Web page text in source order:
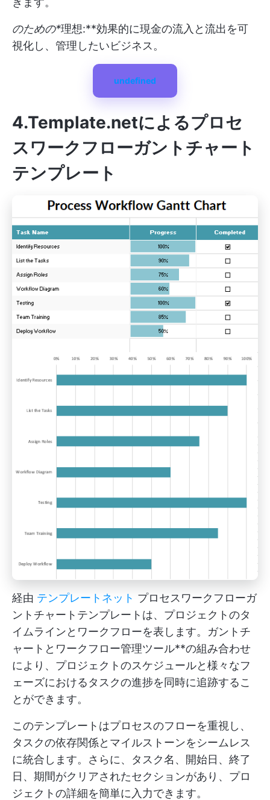
のための*理想:**効果的に現金の流入と流出を可
視化し、管理したいビジネス。
undefined
4.Template.netによるプロセ
スワークフローガントチャート
テンプレート
経由 テンプレートネット プロセスワークフローガ
ントチャートテンプレートは、プロジェクトのタ
イムラインとワークフローを表します。ガントチ
ャートとワークフロー管理ツール**の組み合わせ
により、プロジェクトのスケジュールと様々なフ
ェーズにおけるタスクの進捗を同時に追跡するこ
とができます。
このテンプレートはプロセスのフローを重視し、
タスクの依存関係とマイルストーンをシームレス
に統合します。さらに、タスク名、開始日、終了
日、期間がクリアされたセクションがあり、プロ
ジェクトの詳細を簡単に入力できます。